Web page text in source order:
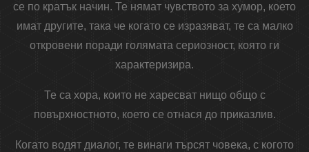
се по кратък начин. Те нямат чувството за хумор, което
имат другите, така че когато се изразяват, те са малко
откровени поради голямата сериозност, която ги
характеризира.
Те са хора, които не харесват нищо общо с
повърхностното, което се отнася до приказлив.
Когато водят диалог, те винаги търсят човека, с когото